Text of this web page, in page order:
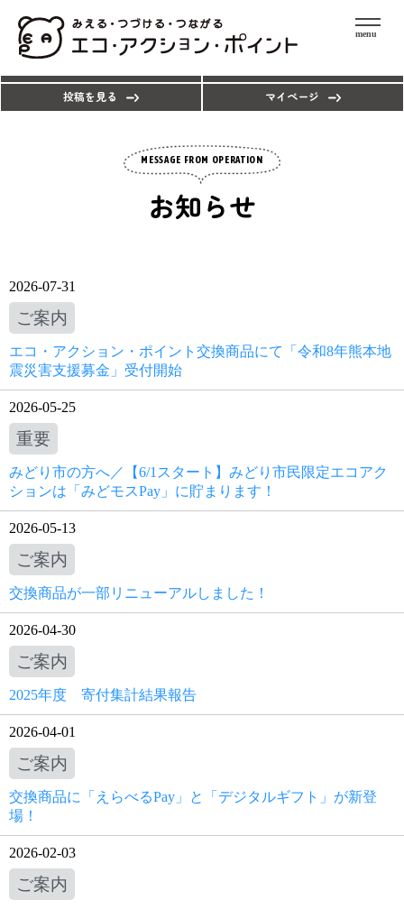
menu
投稿を見る
マイページ
MESSAGE FROM OPERATION
お知らせ
2026-07-31
ご案内
エコ・アクション・ポイント交換商品にて「令和8年熊本地
震災害支援募金」受付開始
2026-05-25
重要
みどり市の方へ／【6/1スタート】みどり市民限定エコアク
ションは「みどモスPay」に貯まります！
2026-05-13
ご案内
交換商品が一部リニューアルしました！
2026-04-30
ご案内
2025年度 寄付集計結果報告
2026-04-01
ご案内
交換商品に「えらべるPay」と「デジタルギフト」が新登
場！
2026-02-03
ご案内